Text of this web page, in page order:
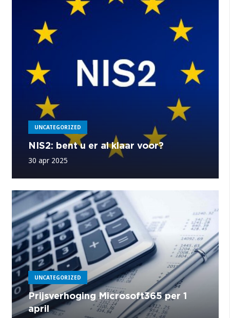
UNCATEGORIZED
NIS2: bent u er al klaar voor?
30 apr 2025
UNCATEGORIZED
Prijsverhoging Microsoft365 per 1
april